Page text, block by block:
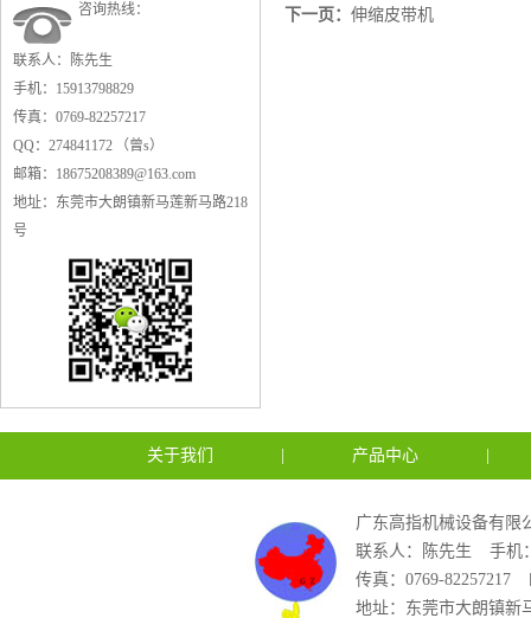
咨询热线：
联系人：陈先生
手机：15913798829
传真：0769-82257217
QQ：274841172 （曾s）
邮箱：18675208389@163.com
地址：东莞市大朗镇新马莲新马路218
号
下一页： 伸缩皮带机
关于我们 产品中心
广东高指机械设备有限
联系人：陈先生
手机
传真：0769-82257217
地址：东莞市大朗镇新